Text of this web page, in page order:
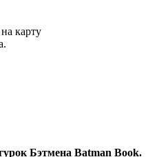
карту
Бэтмена Batman Book.